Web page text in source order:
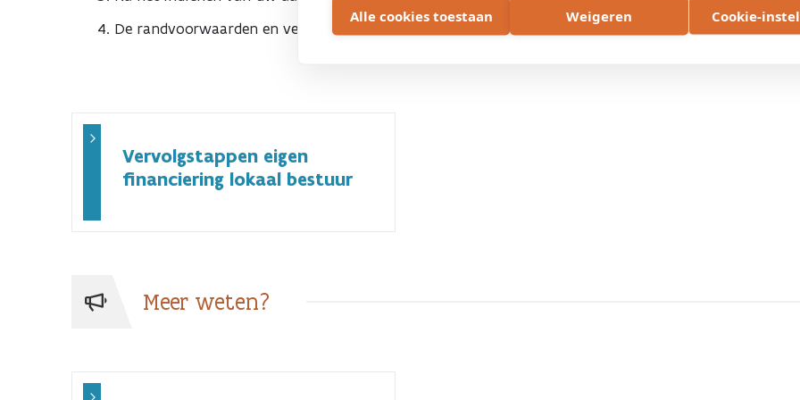
Alle cookies toestaan Weigeren Cookie-
De randvoorwaarden en vervolgstappen voor het plaatsen van installaties langs wegen in beheer
Vervolgstappen eigen
financiering lokaal bestuur
Meer weten?